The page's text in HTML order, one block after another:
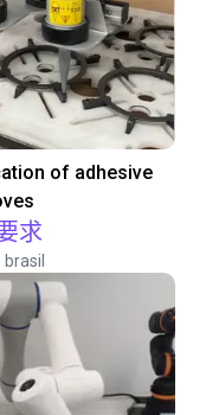
of adhesive
求
brasil